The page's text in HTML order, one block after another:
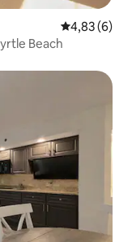
4,83 av 5 i
4,83 (6)
Beach